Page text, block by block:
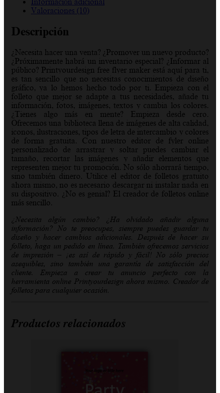
Información adicional
Valoraciones (10)
Descripción
¿Necesita hacer una venta? ¿Promover un nuevo producto?
¿Próximamente habrá un inventario especial? ¿Informar al
público? Printyourdesign free flyer maker está aquí para ti,
es tan sencillo que no necesitas conocimientos de diseño
gráfico, ya lo hemos hecho todo por ti. Empieza con el
folleto que mejor se adapte a tus necesidades, añade tu
información, fotos, imágenes, textos y cambia los colores.
¿Tienes algo más en mente? Empieza desde cero.
Ofrecemos una biblioteca llena de imágenes de alta calidad,
iconos, ilustraciones, tipos de letra de intercambio y colores
de forma gratuita. Con nuestro editor de fyler online
personalizado de arrastrar y soltar puedes cambiar el
tamaño, recortar las imágenes y añadir elementos que
representen mejor tu promoción. No sólo ahorrará tiempo,
sino también dinero. Utilice el editor de folletos gratuito
ahora mismo, no es necesario descargar ni instalar nada en
su dispositivo. ¿No es genial? El creador de folletos online
más sencillo.
¿Necesita algún cambio? ¿Ha olvidado añadir alguna
información? No te preocupes, siempre puedes guardar tu
diseño y hacer cambios adicionales. Después de hacer su
folleto, haga un pedido en línea. También ofrecemos servicios
de impresión – ¡es así de rápido y fácil! No sólo precios
asequibles, sino también una garantía de satisfacción del
cliente. Empieza a crear tu anuncio perfecto con la
herramienta online Printyourdesign ahora mismo. Creador de
folletos para cualquier ocasión.
Productos relacionados